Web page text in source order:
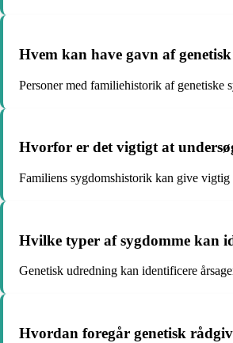
Hvem kan have gavn af
Personer med familiehistorik af genetiske
Hvorfor er det vigtigt at
Familiens sygdomshistorik kan give
Hvilke typer af sygdomme kan
Genetisk udredning kan identificere
Hvordan foregår genetisk